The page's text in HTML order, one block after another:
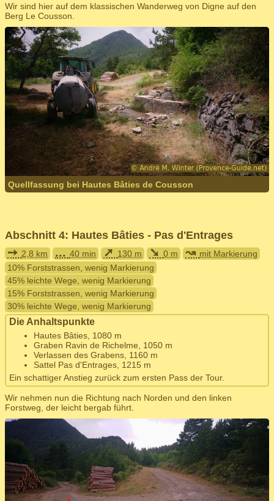
Wir sind hier auf dem klassischen Wanderweg von Digne auf den
Berg Le Cousson.
Quellfassung bei Hautes Bâties de Cousson
Abschnitt 4: Hautes Bâties - Pas d'Entrages
➙ 2,8 km ... 40 min ➚ 130 m ➘ 0 m ↝ mit Markierung
10% Forststrassen, wenig Markierung
45% leichte Wege, wenig Markierung
15% Forststrassen, wenig Markierung
30% leichte Wege, wenig Markierung
Die Anhaltspunkte
Hautes Bâties, 1080 m
Graben Ravin de Richelme, 1050 m
Verlassen des Grabens, 1160 m
Sattel Pas d'Entrages, 1215 m
Ein schattiger Anstieg zurück zum ersten Pass der Tour.
Wir nehmen nun die Richtung nach Norden und den linken
Forstweg, der leicht bergab führt.